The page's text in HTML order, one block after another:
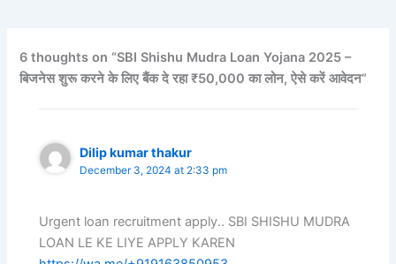
6 thoughts on “SBI Shishu Mudra Loan Yojana 2025 –
बिजनेस शुरू करने के लिए बैंक दे रहा ₹50,000 का लोन, ऐसे करें आवेदन”
Dilip kumar thakur
December 3, 2024 at 2:33 pm
Urgent loan recruitment apply.. SBI SHISHU MUDRA
LOAN LE KE LIYE APPLY KAREN